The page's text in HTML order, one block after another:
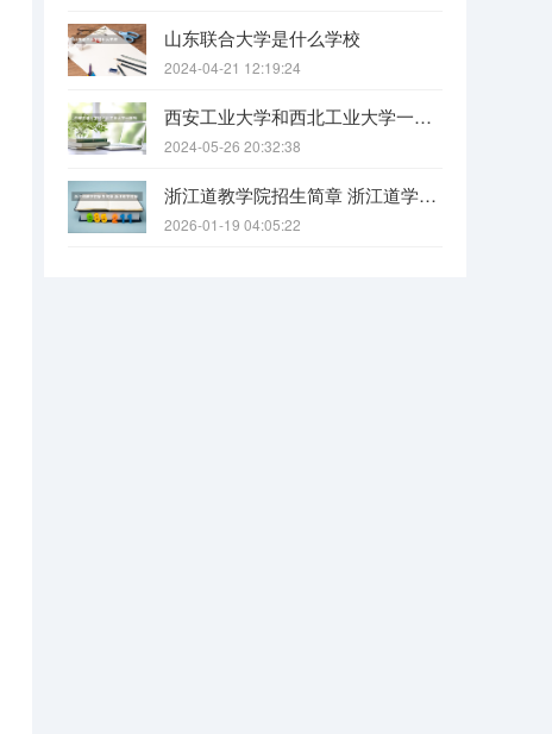
山东联合大学是什么学校
2024-04-21 12:19:24
西安工业大学和西北工业大学一样吗
2024-05-26 20:32:38
浙江道教学院招生简章 浙江道学院报考条件要求
2026-01-19 04:05:22